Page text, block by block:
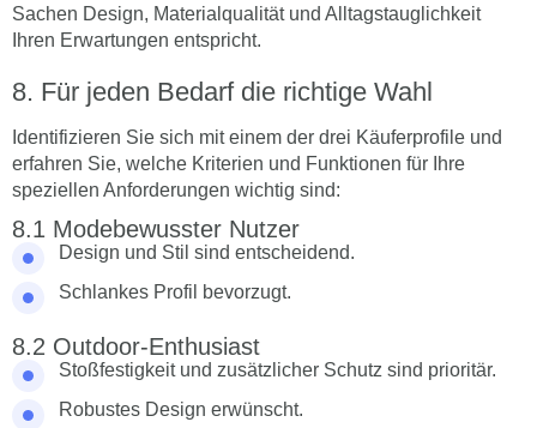
Sachen Design, Materialqualität und Alltagstauglichkeit
Ihren Erwartungen entspricht.
Für jeden Bedarf die richtige Wahl
Identifizieren Sie sich mit einem der drei Käuferprofile und
erfahren Sie, welche Kriterien und Funktionen für Ihre
speziellen Anforderungen wichtig sind:
Modebewusster Nutzer
Design und Stil sind entscheidend.
Schlankes Profil bevorzugt.
Outdoor-Enthusiast
Stoßfestigkeit und zusätzlicher Schutz sind prioritär.
Robustes Design erwünscht.